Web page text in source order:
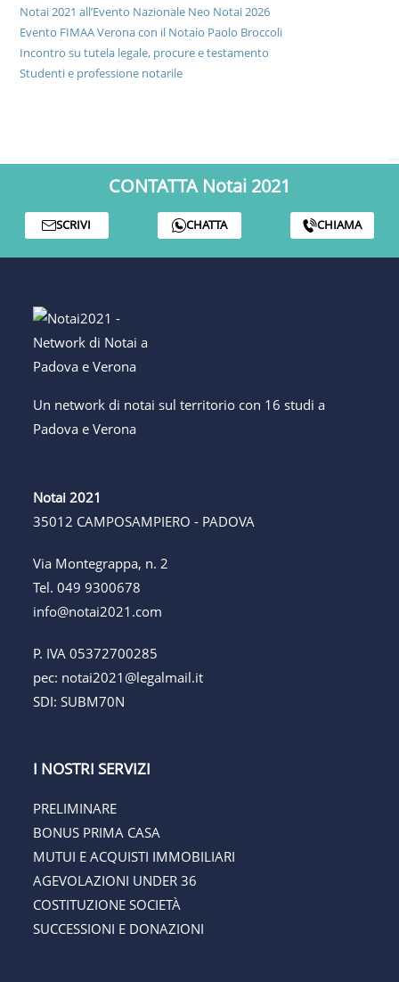
Notai 2021 all’Evento Nazionale Neo Notai 2026
Evento FIMAA Verona con il Notaio Paolo Broccoli
Incontro su tutela legale, procure e testamento
Studenti e professione notarile
CONTATTA Notai 2021
SCRIVI CHATTA CHIAMA
Un network di notai sul territorio con 16 studi a
Padova e Verona
Notai 2021
35012 CAMPOSAMPIERO - PADOVA
Via Montegrappa, n. 2
Tel.049 9300678
info@notai2021.com
P. IVA 05372700285
pec: notai2021@legalmail.it
SDI: SUBM70N
I NOSTRI SERVIZI
PRELIMINARE
BONUS PRIMA CASA
MUTUI E ACQUISTI IMMOBILIARI
AGEVOLAZIONI UNDER 36
COSTITUZIONE SOCIETÀ
SUCCESSIONI E DONAZIONI